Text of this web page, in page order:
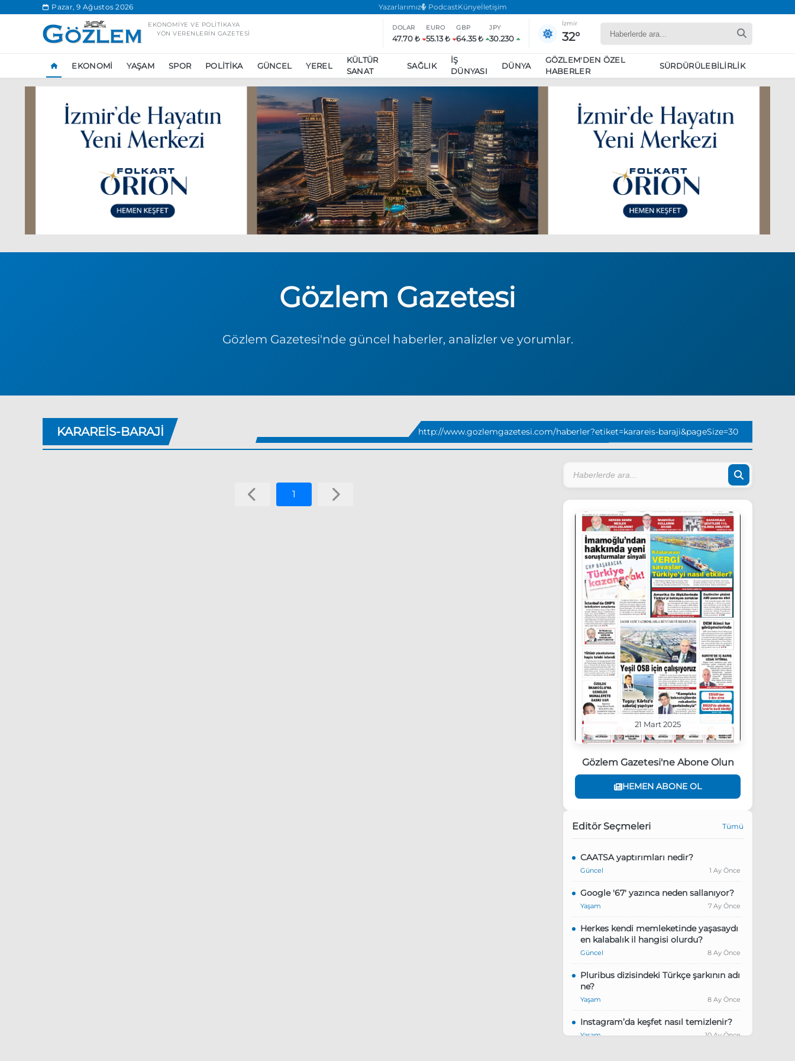
Pazar, 9 Ağustos 2026 Yazarlarımız PodcastKünyeİletişim
EKONOMIYE VE POLITIKAYA
YÖN VERENLERIN GAZETESI
DOLAR
47.70 ₺
EURO
55.13 ₺
GBP
64.35 ₺
JPY
30.230
İzmir
32°
EKONOMI YAŞAM SPOR POLITIKA GÜNCEL YEREL
KÜLTÜR
SANAT
SAĞLIK
İŞ
DÜNYASI
DÜNYA
GÖZLEM'DEN ÖZEL
HABERLER
SÜRDÜRÜLEBILIRLIK
Ankara’da eylem yasağı uzatıldı
Özgür Özel, Ekrem İmamoğlu’nu ziyaret edecek
Ünlü çift bir etkinliğe daha katılmama kararı aldı
Boykot
Gözlem Gazetesi
Gözlem Gazetesi'nde güncel haberler, analizler ve yorumlar.
KARAREIS-BARAJI http://www.gozlemgazetesi.com/haberler?etiket=karareis-baraji&pageSize=30
1
21 Mart 2025
Gözlem Gazetesi'ne Abone Olun
HEMEN ABONE OL
Editör Seçmeleri Tümü
CAATSA yaptırımları nedir?
Güncel 1 Ay Önce
Google '67' yazınca neden sallanıyor?
Yaşam 7 Ay Önce
Herkes kendi memleketinde yaşasaydı
en kalabalık il hangisi olurdu?
Güncel 8 Ay Önce
Pluribus dizisindeki Türkçe şarkının adı
ne?
Yaşam 8 Ay Önce
Instagram’da keşfet nasıl temizlenir?
Yaşam 10 Ay Önce